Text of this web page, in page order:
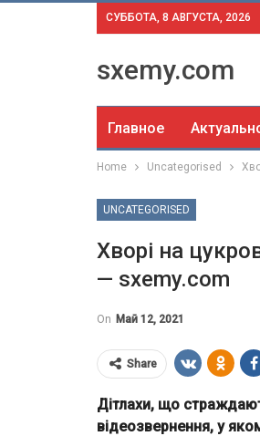
СУББОТА, 8 АВГУСТА, 2026
sxemy.com
Главное
Home Uncategorised
UNCATEGORISED
Хворі на
— sxemy.com
On Май 12, 2021
Share
Дітлахи, що
відеозвернення, у